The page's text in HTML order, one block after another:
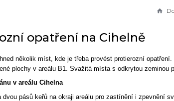
opatření na Cihelně
několik míst, kde je třeba provést protierozní
plochy v areálu B1. Svažitá místa s odkrytou zeminou
v areálu Cihelna
dvou pásů keřů na okraji areálu pro zastínění i zpevnění